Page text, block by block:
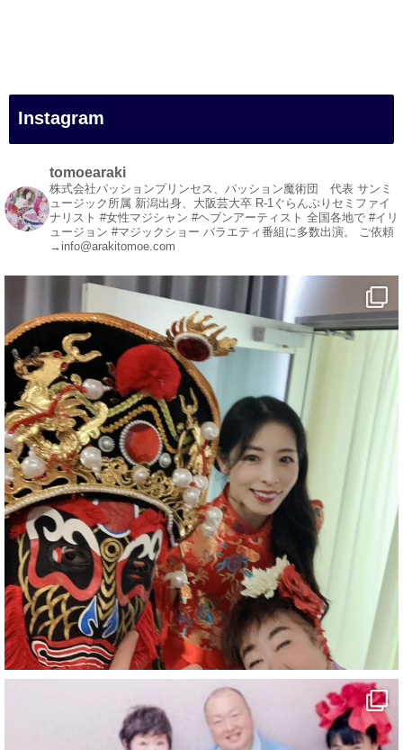
#白浜町
#変面ショー
#イベント
#宴会
#余興
1 5 X
マジシャン派遣 パッションプリンセス【公式】
@comedy_illusion · 5 8月
お疲れ様です
YouTubeを更新しました
https://youtu.be/9Vo2WgtDLME @YouTube
#企業公式がお疲れ様を言い合う
#チャンネル登録おねがいします
#愛媛県
#新居浜市
#幸福駅
#別子銅山
#鉱山観光列車
#四国
#愛媛観光
#旅行
#旅行動画
#一人旅
#観光スポット
#旅行好きと繋がりたい
Instagram
tomoearaki
株式会社パッションプリンセス、パッション魔術団 代表 サンミ
ュージック所属 新潟出身、大阪芸大卒 R-1ぐらんぷりセミファイ
ナリスト #女性マジシャン #ヘブンアーティスト 全国各地で #イリ
ュージョン #マジックショー バラエティ番組に多数出演。 ご依頼
→info@arakitomoe.com